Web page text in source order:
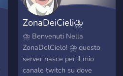
ZonaDeiCieli⛈
⛈ Benvenuti Nella
ZonaDelCielo! ⛈ questo
server nasce per il mio
canale twitch su dove